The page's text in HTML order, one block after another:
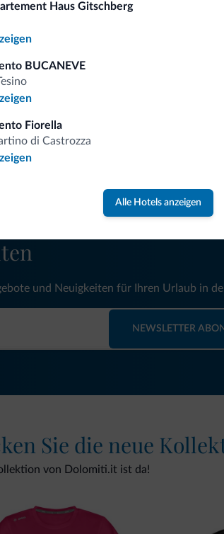
Haus Gitschberg
BUCANEVE
Fiorella
di Castrozza
Alle Hotels anzeigen
und Neuigkeiten für Ihren Urlaub in
NEWSLETTER
Sie die neue
von Dolomiti.it ist da!